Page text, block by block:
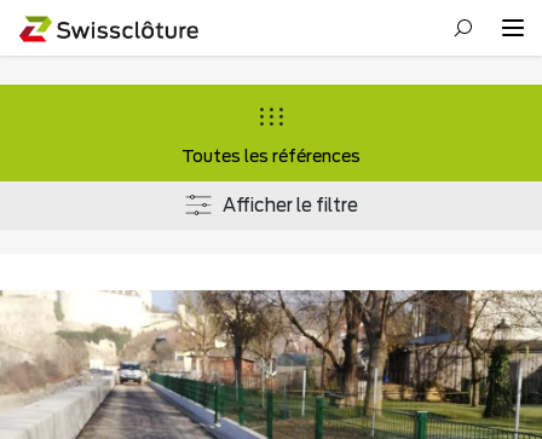
Toutes les références
Afficher le filtre